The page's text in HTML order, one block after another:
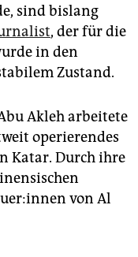
sind bislang
, der für die
in den
Zustand.
Akleh arbeitete
operierendes
Katar. Durch ihre
von Al